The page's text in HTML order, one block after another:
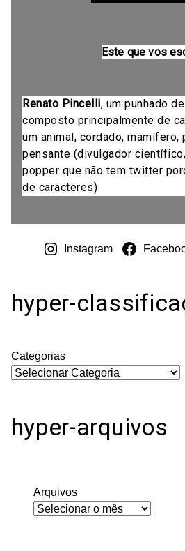
Este que vos
Renato Pincelli, um punhado
composto principalmente de
um animal, cordado, mamífero,
pensante (divulgador
popper que não tem twitter
de caracteres)
Instagram
hyper-
Categorias
hyper-arquivos
Arquivos